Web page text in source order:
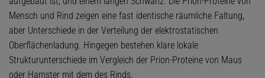
Mensch und Rind zeigen eine fast identische räumliche Faltung,
aber Unterschiede in der Verteilung der elektrostatischen
Oberflächenladung. Hingegen bestehen klare lokale
Strukturunterschiede im Vergleich der Prion-Proteine von Maus
oder Hamster mit dem des Rinds.